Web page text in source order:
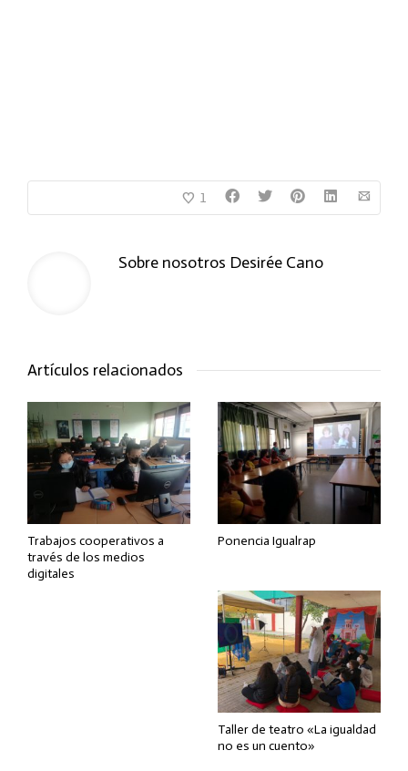
1
Sobre nosotros Desirée Cano
Artículos relacionados
Trabajos cooperativos a
través de los medios
digitales
Ponencia Igualrap
Taller de teatro «La igualdad
no es un cuento»